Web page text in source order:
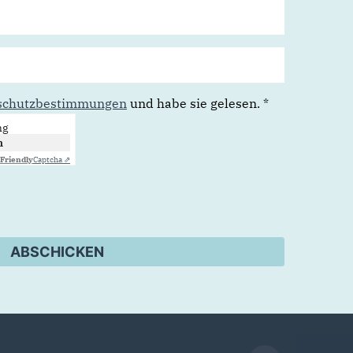
und habe sie gelesen. *
FriendlyCaptcha ⇗
ABSCHICKEN